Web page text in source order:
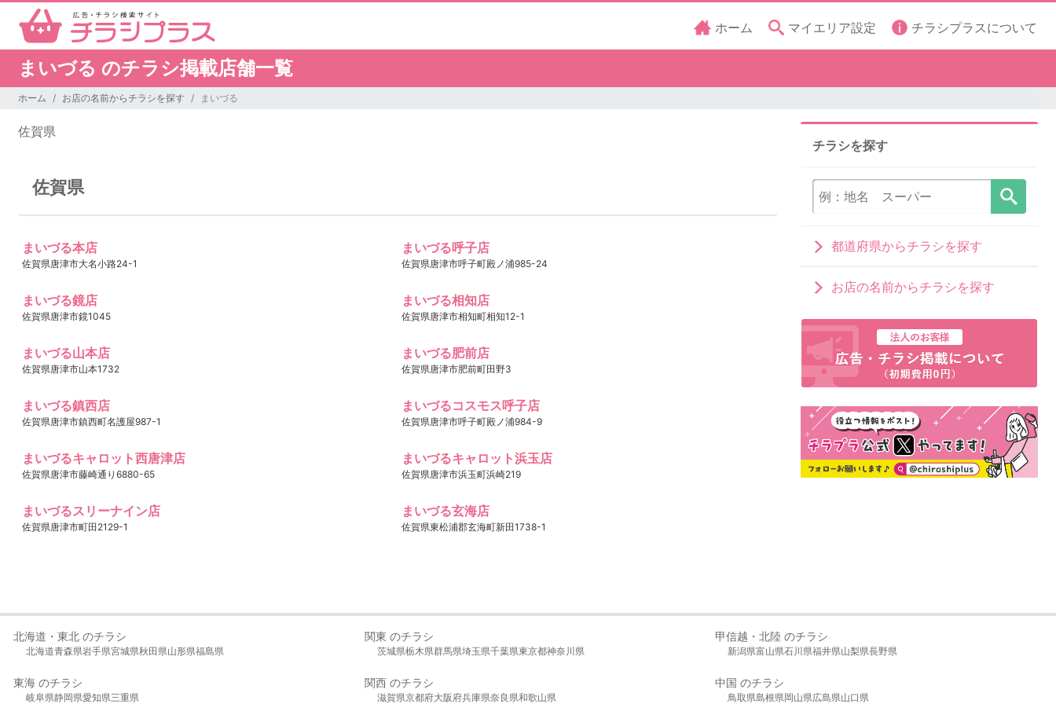
ホーム マイエリア設定 チラシプラスについて
まいづる のチラシ掲載店舗一覧
ホーム お店の名前からチラシを探す まいづる
佐賀県
佐賀県
まいづる本店
佐賀県唐津市大名小路24-1
まいづる呼子店
佐賀県唐津市呼子町殿ノ浦985-24
まいづる鏡店
佐賀県唐津市鏡1045
まいづる相知店
佐賀県唐津市相知町相知12-1
まいづる山本店
佐賀県唐津市山本1732
まいづる肥前店
佐賀県唐津市肥前町田野3
まいづる鎮西店
佐賀県唐津市鎮西町名護屋987-1
まいづるコスモス呼子店
佐賀県唐津市呼子町殿ノ浦984-9
まいづるキャロット西唐津店
佐賀県唐津市藤崎通り6880-65
まいづるキャロット浜玉店
佐賀県唐津市浜玉町浜崎219
まいづるスリーナイン店
佐賀県唐津市町田2129-1
まいづる玄海店
佐賀県東松浦郡玄海町新田1738-1
チラシを探す
都道府県からチラシを探す
お店の名前からチラシを探す
北海道・東北 のチラシ
北海道青森県岩手県宮城県秋田県山形県福島県
関東 のチラシ
茨城県栃木県群馬県埼玉県千葉県東京都神奈川県
甲信越・北陸 のチラシ
新潟県富山県石川県福井県山梨県長野県
東海 のチラシ
岐阜県静岡県愛知県三重県
関西 のチラシ
滋賀県京都府大阪府兵庫県奈良県和歌山県
中国 のチラシ
鳥取県島根県岡山県広島県山口県